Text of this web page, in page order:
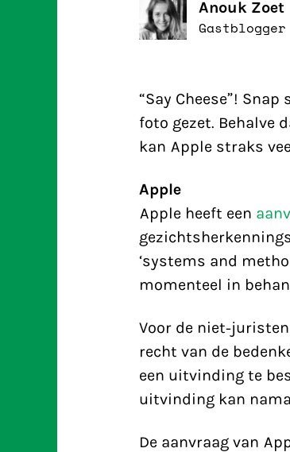
Anouk Zoet
Gastblogger
“Say Cheese”!
foto gezet. Behalve
kan Apple straks
Apple
Apple heeft een
‘systems and
momenteel in
Voor de niet-
recht van de
een uitvinding te
uitvinding kan
De aanvraag van